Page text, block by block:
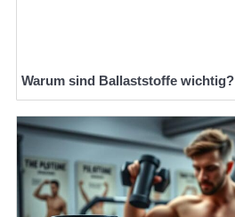
Warum sind Ballaststoffe wichtig?